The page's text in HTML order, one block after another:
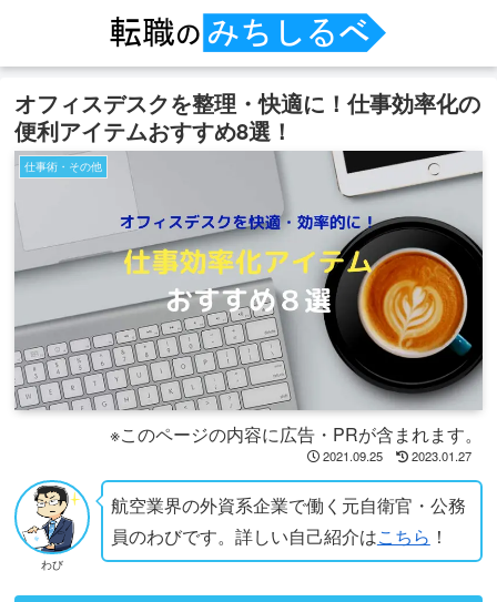
オフィスデスクを整理・快適に！仕事効率化の
便利アイテムおすすめ8選！
仕事術・その他
※このページの内容に広告・PRが含まれます。
2021.09.25 2023.01.27
わび
航空業界の外資系企業で働く元自衛官・公務
員のわびです。詳しい自己紹介はこちら ！